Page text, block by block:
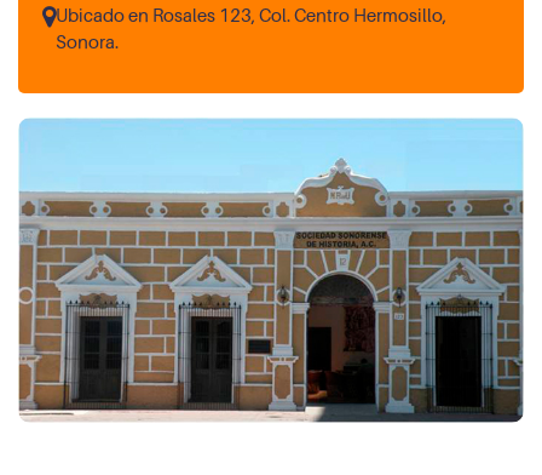
Ubicado en Rosales 123, Col. Centro Hermosillo,
Sonora.